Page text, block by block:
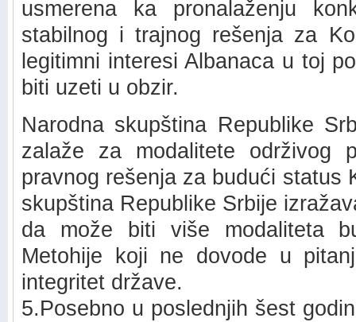
usmerena ka pronalaženju
stabilnog i trajnog rešenja za
legitimni interesi Albanaca u toj
biti uzeti u obzir.
Narodna skupština Republike
zalaže za modalitete održivog
pravnog rešenja za budući status
skupština Republike Srbije
da može biti više modaliteta
Metohije koji ne dovode u
integritet države.
5.Posebno u poslednjih šest